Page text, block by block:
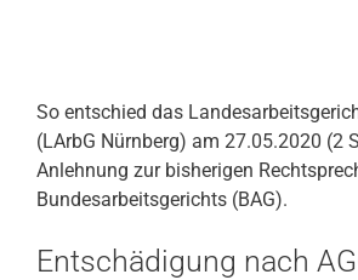
So entschied das
(LArbG Nürnberg) am 27.05.2020 (2
Anlehnung zur bisherigen
Bundesarbeitsgerichts (BAG).
Entschädigung nach